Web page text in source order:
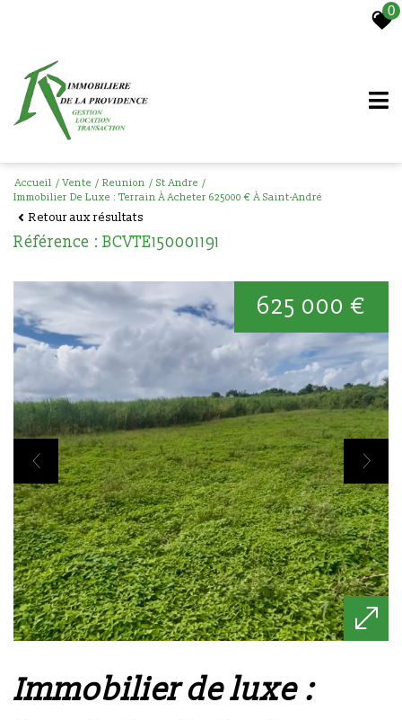
0
Accueil Vente Reunion
St Andre
Immobilier De Luxe : Terrain À Acheter 625000 € À Saint-André
Retour aux résultats
Référence : BCVTE150001191
625 000 €
immobilier de luxe :